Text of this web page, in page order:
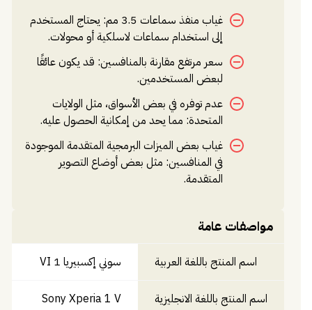
غياب منفذ سماعات 3.5 مم: يحتاج المستخدم
إلى استخدام سماعات لاسلكية أو محولات.
سعر مرتفع مقارنة بالمنافسين: قد يكون عائقًا
لبعض المستخدمين.
عدم توفره في بعض الأسواق، مثل الولايات
المتحدة: مما يحد من إمكانية الحصول عليه.
غياب بعض الميزات البرمجية المتقدمة الموجودة
في المنافسين: مثل بعض أوضاع التصوير
المتقدمة.
مواصفات عامة
اسم المنتج باللغة العربية سوني إكسبيريا 1 VI
اسم المنتج باللغة الانجليزية Sony Xperia 1 V